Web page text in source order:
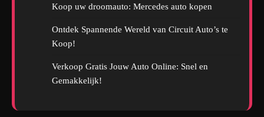
Koop uw droomauto: Mercedes auto kopen
Ontdek Spannende Wereld van Circuit Auto’s te
Koop!
Verkoop Gratis Jouw Auto Online: Snel en
Gemakkelijk!